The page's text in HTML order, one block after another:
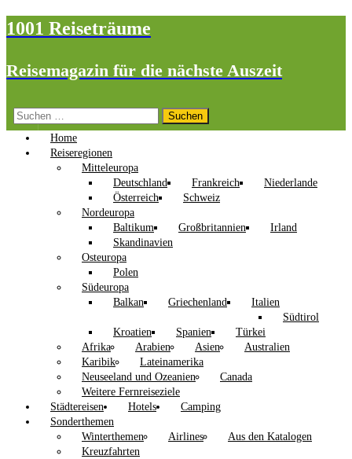
1001 Reiseträume
Reisemagazin für die nächste Auszeit
Suchen
nach:
Home
Reiseregionen
Mitteleuropa
Deutschland
Frankreich
Niederlande
Österreich
Schweiz
Nordeuropa
Baltikum
Großbritannien
Irland
Skandinavien
Osteuropa
Polen
Südeuropa
Balkan
Griechenland
Italien
Südtirol
Kroatien
Spanien
Türkei
Afrika
Arabien Asien
Australien
Karibik
Lateinamerika
Neuseeland und Ozeanien
Canada
Weitere Fernreiseziele
Städtereisen
Hotels
Camping
Sonderthemen
Winterthemen
Airlines
Aus den Katalogen
Kreuzfahrten